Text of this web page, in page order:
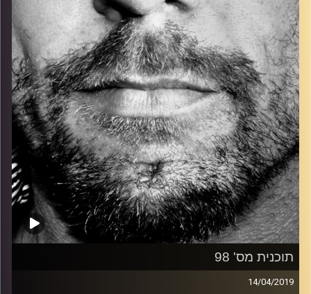
קרדיט תמונות: David Goehring
תוכנית מס' 98
14/04/2019